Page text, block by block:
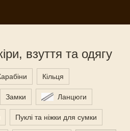
взуття та одягу
Кільця
Замки Ланцюги
Пуклі та ніжки для сумки